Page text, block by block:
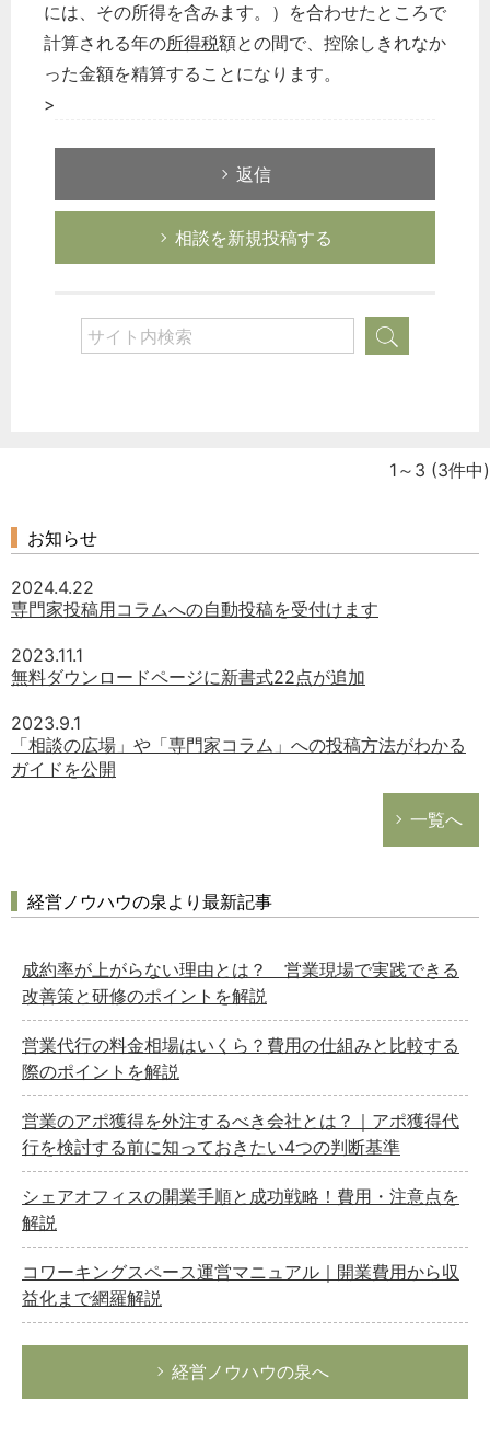
には、その所得を含みます。）を合わせたところで
計算される年の所得税額との間で、控除しきれなか
った金額を精算することになります。
>
返信
相談を新規投稿する
経営の知恵
総務の給湯室
秘書のノウハウ
1～3 (3件中)
お知らせ
2024.4.22
専門家投稿用コラムへの自動投稿を受付けます
2023.11.1
無料ダウンロードページに新書式22点が追加
2023.9.1
「相談の広場」や「専門家コラム」への投稿方法がわかる
ガイドを公開
一覧へ
経営ノウハウの泉より最新記事
成約率が上がらない理由とは？ 営業現場で実践できる
改善策と研修のポイントを解説
営業代行の料金相場はいくら？費用の仕組みと比較する
際のポイントを解説
営業のアポ獲得を外注するべき会社とは？｜アポ獲得代
行を検討する前に知っておきたい4つの判断基準
シェアオフィスの開業手順と成功戦略！費用・注意点を
解説
コワーキングスペース運営マニュアル｜開業費用から収
益化まで網羅解説
経営ノウハウの泉へ